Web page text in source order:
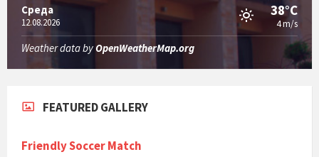
Среда
12.08.2026
38°C
4 m/s
Weather data byOpenWeatherMap.org
FEATURED GALLERY
Friendly Soccer Match